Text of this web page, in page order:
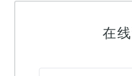
正畸治疗
在